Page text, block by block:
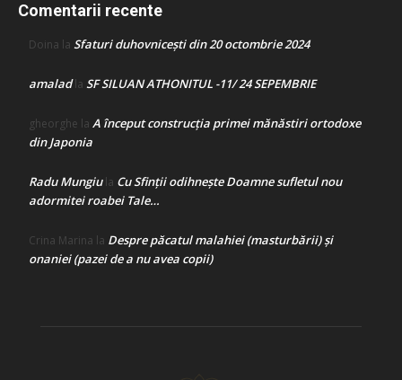
Comentarii recente
Doina la Sfaturi duhovnicești din 20 octombrie 2024
amaladla SF SILUAN ATHONITUL -11/ 24 SEPEMBRIE
gheorghe la A început construcţia primei mănăstiri ortodoxe
din Japonia
Radu Mungiula Cu Sfinții odihnește Doamne sufletul nou
adormitei roabei Tale…
Crina Marina la Despre păcatul malahiei (masturbării) şi
onaniei (pazei de a nu avea copii)